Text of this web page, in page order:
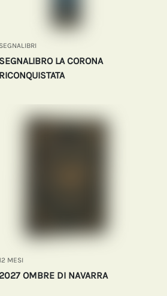
SEGNALIBRI
SEGNALIBRO LA CORONA
RICONQUISTATA
MESI
2027 OMBRE DI NAVARRA